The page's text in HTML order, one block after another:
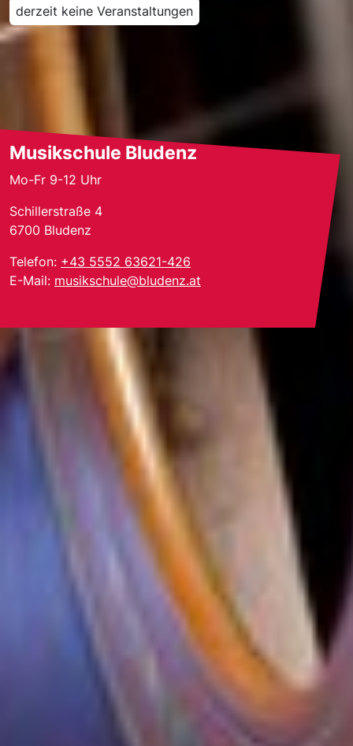
derzeit keine Veranstaltungen
Musikschule Bludenz
Mo-Fr 9-12 Uhr
Schillerstraße 4
6700 Bludenz
Telefon: +43 5552 63621-426
E-Mail: musikschule@bludenz.at